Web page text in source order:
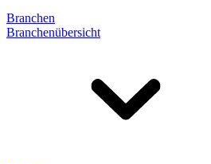
Branchen
Branchenübersicht